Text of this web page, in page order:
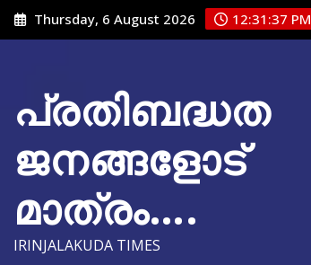
Skip
to
Thursday, 6 August 2026 12:31:39 PM
പ്രതിബദ്ധത
ജനങ്ങളോട്
മാത്രം….
IRINJALAKUDA TIMES